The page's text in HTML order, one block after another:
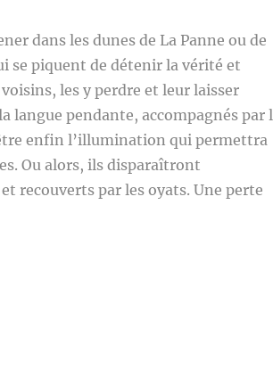
dans les dunes de La Panne ou de
se piquent de détenir la vérité et
les y perdre et leur laisser
langue pendante, accompagnés par
enfin l’illumination qui permettra
Ou alors, ils disparaîtront
recouverts par les oyats. Une perte